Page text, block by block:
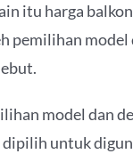
itu harga
pemilihan model
model dan
dipilih untuk